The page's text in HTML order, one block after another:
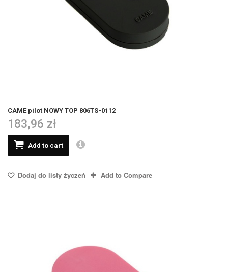
CAME pilot NOWY TOP 806TS-0112
183,96 zł
Add to cart
Dodaj do listy życzeń Add to Compare